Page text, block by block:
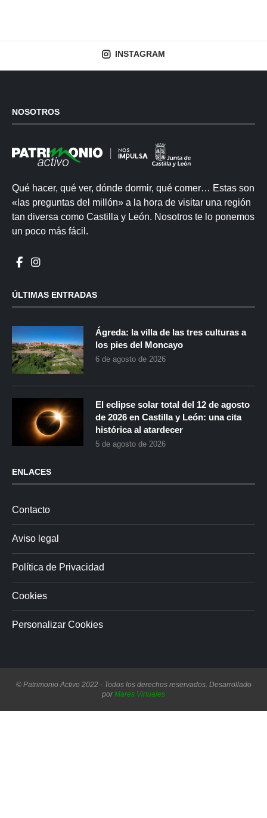
INSTAGRAM
NOSOTROS
Qué hacer, qué ver, dónde dormir, qué comer… Estas son
«las preguntas del millón» a la hora de visitar una región
tan diversa como Castilla y León. Nosotros te lo ponemos
un poco más fácil.
ÚLTIMAS ENTRADAS
Ágreda: la villa de las tres culturas a
los pies del Moncayo
6 de agosto de 2026
El eclipse solar total del 12 de agosto
de 2026 en Castilla y León: una cita
histórica al atardecer
5 de agosto de 2026
ENLACES
Contacto
Aviso legal
Política de Privacidad
Cookies
Personalizar Cookies
© Patrimonio Activo 2022 - Todos los derechos reservados. Desarrollado
porMares Virtuales